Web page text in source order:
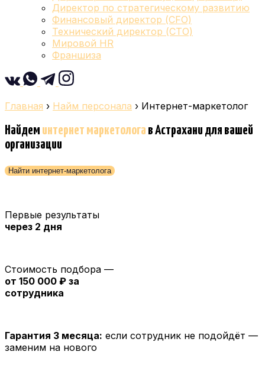
Директор по стратегическому развитию
Финансовый директор (CFO)
Технический директор (CTO)
Мировой HR
Франшиза
Главная › Найм персонала › Интернет-маркетолог
Найдем интернет маркетолога в Астрахани для вашей
организации
Найти интернет-маркетолога
Первые результаты
через 2 дня
Стоимость подбора —
от 150 000 ₽ за
сотрудника
Гарантия 3 месяца: если сотрудник не подойдёт —
заменим на нового